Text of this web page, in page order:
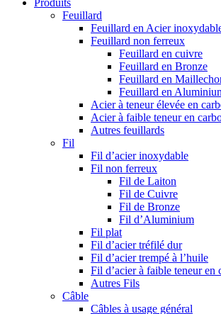
Produits
Feuillard
Feuillard en Acier
Feuillard non ferreux
Feuillard en cuivre
Feuillard en Bronze
Feuillard en
Feuillard en
Acier à teneur élevée en
Acier à faible teneur en
Autres feuillards
Fil
Fil d’acier inoxydable
Fil non ferreux
Fil de Laiton
Fil de Cuivre
Fil de Bronze
Fil d’Aluminium
Fil plat
Fil d’acier tréfilé dur
Fil d’acier trempé à l’huile
Fil d’acier à faible teneur en
Autres Fils
Câble
Câbles à usage général